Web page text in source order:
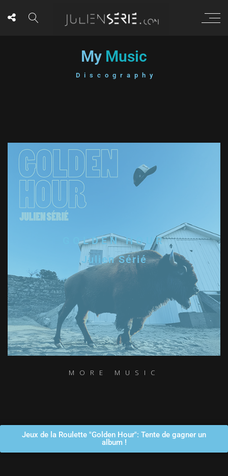
My Music
Discography
GOLDEN HOUR
Julien Sérié
MORE MUSIC
Jeux de la Roulette "Golden Hour": Tente de gagner un
album !